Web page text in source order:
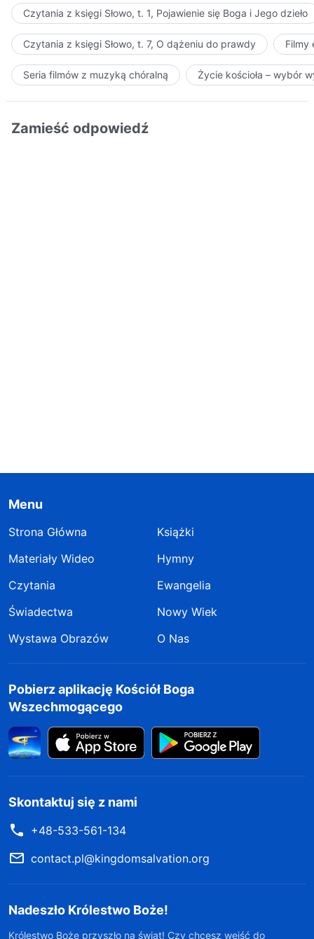
Czytania z księgi Słowo, t. 1, Pojawienie się Boga i Jego dzieło
Czytania z księgi Słowo, t. 7, O dążeniu do prawdy Filmy
Seria filmów z muzyką chóralną Życie kościoła – wybór
Zamieść odpowiedź
Menu
Strona Główna
Książki
Materiały Wideo
Hymny
Czytania
Ewangelia
Świadectwa
Nowy Wiek
Wystawa Obrazów
O Nas
Pobierz aplikację Kościół Boga
Wszechmogącego
Skontaktuj się z nami
+48-533-561-134
contact.pl@kingdomsalvation.org
Nadeszło Królestwo Boże!
Królestwo Boże przyszło na świat! Czy chcesz wejść do